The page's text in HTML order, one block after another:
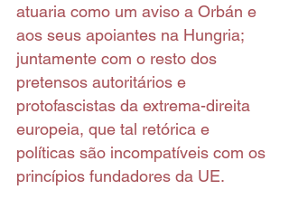
atuaria como um aviso a Orbán e
aos seus apoiantes na Hungria;
juntamente com o resto dos
pretensos autoritários e
protofascistas da extrema-direita
europeia, que tal retórica e
políticas são incompatíveis com os
princípios fundadores da UE.